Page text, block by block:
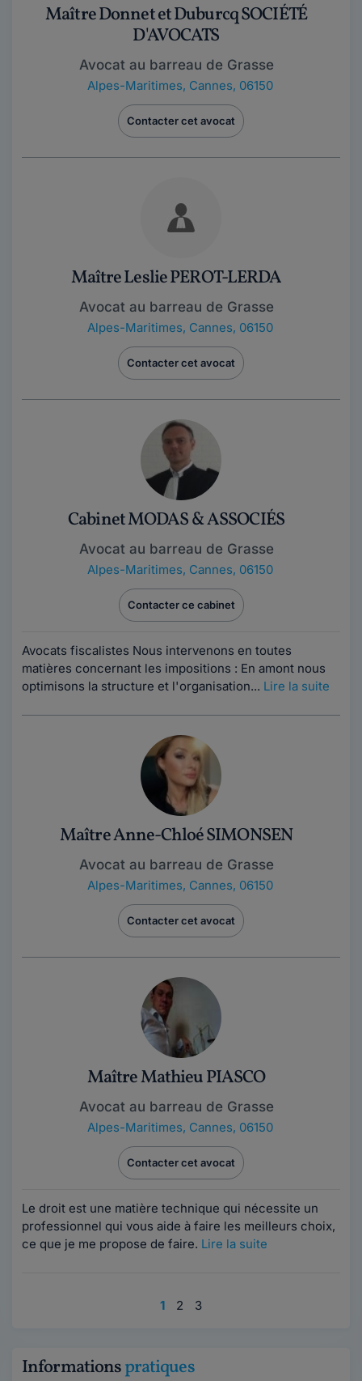
Maître Donnet et Duburcq SOCIÉTÉ
D'AVOCATS
Avocat au barreau de Grasse
Alpes-Maritimes, Cannes, 06150
Contacter cet avocat
Maître Leslie PEROT-LERDA
Avocat au barreau de Grasse
Alpes-Maritimes, Cannes, 06150
Contacter cet avocat
Cabinet MODAS & ASSOCIÉS
Avocat au barreau de Grasse
Alpes-Maritimes, Cannes, 06150
Contacter ce cabinet
Avocats fiscalistes Nous intervenons en toutes
matières concernant les impositions : En amont nous
optimisons la structure et l'organisation... Lire la suite
Maître Anne-Chloé SIMONSEN
Avocat au barreau de Grasse
Alpes-Maritimes, Cannes, 06150
Contacter cet avocat
Maître Mathieu PIASCO
Avocat au barreau de Grasse
Alpes-Maritimes, Cannes, 06150
Contacter cet avocat
Le droit est une matière technique qui nécessite un
professionnel qui vous aide à faire les meilleurs choix,
ce que je me propose de faire. Lire la suite
1 2 3
Informationspratiques